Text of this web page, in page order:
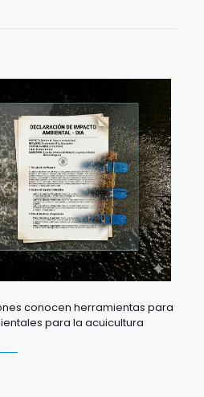
conocen herramientas para
para la acuicultura